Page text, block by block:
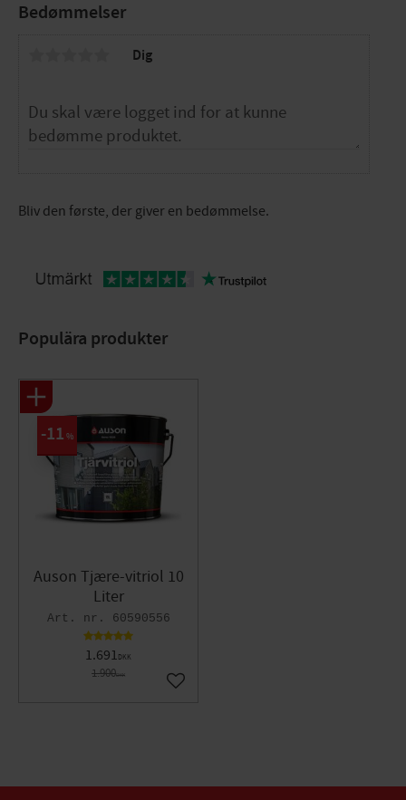
Bedømmelser
Dig
Bliv den første, der giver en bedømmelse.
Populära produkter
Auson Tjære-vitriol 10
Liter
60590556
1.691DKK
1.900DKK
11 %
Gem som favorit